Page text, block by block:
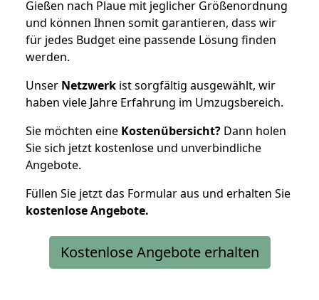
Gießen nach Plaue mit jeglicher Größenordnung
und können Ihnen somit garantieren, dass wir
für jedes Budget eine passende Lösung finden
werden.
Unser Netzwerk ist sorgfältig ausgewählt, wir
haben viele Jahre Erfahrung im Umzugsbereich.
Sie möchten eine Kostenübersicht? Dann holen
Sie sich jetzt kostenlose und unverbindliche
Angebote.
Füllen Sie jetzt das Formular aus und erhalten Sie
kostenloseAngebote.
Kostenlose Angebote erhalten